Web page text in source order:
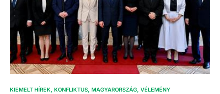
KIEMELT HÍREK KONFLIKTUS MAGYARORSZÁG VÉLEMÉNY